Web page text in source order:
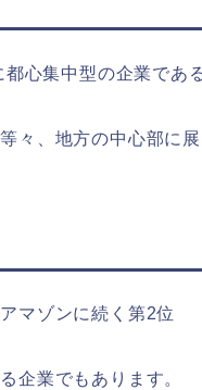
心集中型の企業である
々、地方の中心部に展
マゾンに続く第2位
企業でもあります。